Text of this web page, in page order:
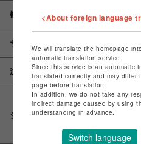
概要
サイズ
注意事項
シェアする
<About foreign language
We will translate the homepage
automatic translation service.
Since this service is an automatic
translated correctly and may
page before translation.
In addition, we do not take any
indirect damage caused by using
understanding in advance.
Switch language